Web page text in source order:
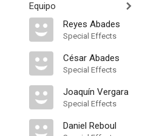
Equipo
Reyes Abades
Special Effects
César Abades
Special Effects
Joaquín Vergara
Special Effects
Daniel Reboul